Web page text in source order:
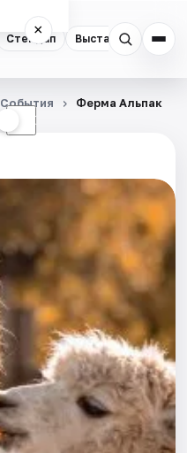
Стендап Выставки
×
☾
События Ферма Альпак